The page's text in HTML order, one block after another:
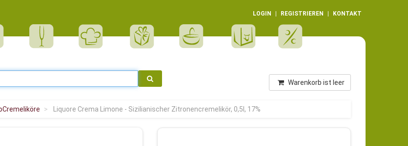
LOGIN REGISTRIEREN KONTAKT
Warenkorb ist leer
Liquore Crema Limone - Sizilianischer Zitronencremelikör, 0,5l, 17%